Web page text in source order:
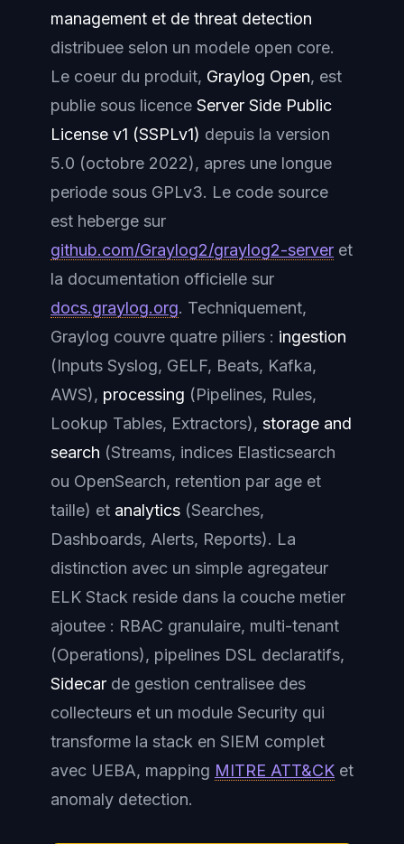
management et de threat detection
distribuee selon un modele open core.
Le coeur du produit, Graylog Open, est
publie sous licence Server Side Public
License v1 (SSPLv1) depuis la version
5.0 (octobre 2022), apres une longue
periode sous GPLv3. Le code source
est heberge sur
github.com/Graylog2/graylog2-server et
la documentation officielle sur
docs.graylog.org. Techniquement,
Graylog couvre quatre piliers : ingestion
(Inputs Syslog, GELF, Beats, Kafka,
AWS), processing (Pipelines, Rules,
Lookup Tables, Extractors), storage and
search (Streams, indices Elasticsearch
ou OpenSearch, retention par age et
taille) et analytics (Searches,
Dashboards, Alerts, Reports). La
distinction avec un simple agregateur
ELK Stack reside dans la couche metier
ajoutee : RBAC granulaire, multi-tenant
(Operations), pipelines DSL declaratifs,
Sidecar de gestion centralisee des
collecteurs et un module Security qui
transforme la stack en SIEM complet
avec UEBA, mapping MITRE ATT&CK et
anomaly detection.